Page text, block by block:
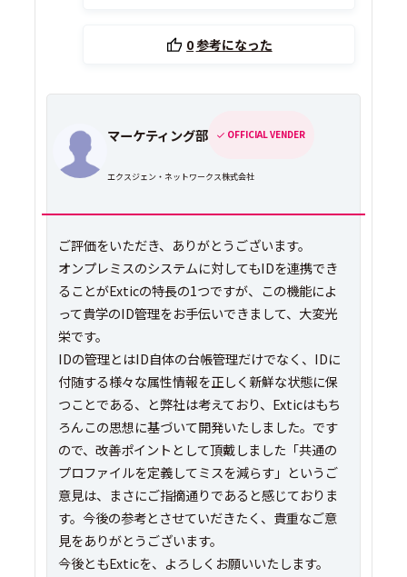
0参考になった
マーケティング部 OFFICIAL VENDER
エクスジェン・ネットワークス株式会社
ご評価をいただき、ありがとうございます。
オンプレミスのシステムに対してもIDを連携でき
ることがExticの特長の1つですが、この機能によ
って貴学のID管理をお手伝いできまして、大変光
栄です。
IDの管理とはID自体の台帳管理だけでなく、IDに
付随する様々な属性情報を正しく新鮮な状態に保
つことである、と弊社は考えており、Exticはもち
ろんこの思想に基づいて開発いたしました。です
ので、改善ポイントとして頂戴しました「共通の
プロファイルを定義してミスを減らす」というご
意見は、まさにご指摘通りであると感じておりま
す。今後の参考とさせていだきたく、貴重なご意
見をありがとうございます。
今後ともExticを、よろしくお願いいたします。